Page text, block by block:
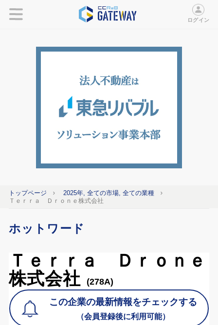
ログイン
トップページ
2025年, 全ての市場, 全ての業種
Ｔｅｒｒａ Ｄｒｏｎｅ株式会社
ホットワード
Ｔｅｒｒａ Ｄｒｏｎｅ
株式会社
(278A)
この企業の最新情報をチェックする
（会員登録後に利用可能）